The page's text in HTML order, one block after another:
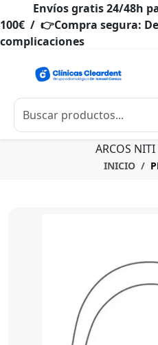
Envíos gratis 24/48h
100€ / 👉Compra segura:
complicaciones
ARCOS
INICIO